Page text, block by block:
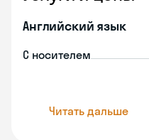
Английский язык
С носителем
Читать дальше